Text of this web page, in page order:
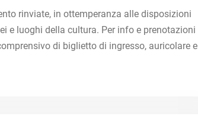
rinviate, in ottemperanza alle disposizioni
e luoghi della cultura. Per info e prenotazioni
di biglietto di ingresso, auricolare e